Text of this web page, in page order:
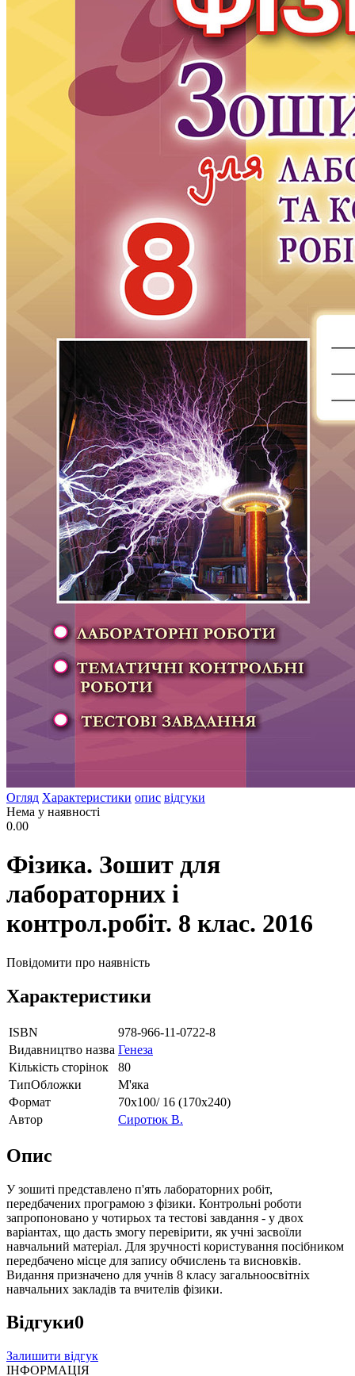
Огляд Характеристики опис відгуки
Нема у наявності
0.00
Фізика. Зошит для
лабораторних і
контрол.робіт. 8 клас. 2016
Повідомити про наявність
Характеристики
ISBN
978-966-11-0722-8
Видавництво назва Генеза
Кількість сторінок
80
ТипОбложки
М'яка
Формат
70х100/ 16 (170х240)
Автор
Сиротюк В.
Опис
У зошиті представлено п'ять лабораторних робіт,
передбачених програмою з фізики. Контрольні роботи
запропоновано у чотирьох та тестові завдання - у двох
варіантах, що дасть змогу перевірити, як учні засвоїли
навчальний матеріал. Для зручності користування посібником
передбачено місце для запису обчислень та висновків.
Видання призначено для учнів 8 класу загальноосвітніх
навчальних закладів та вчителів фізики.
Відгуки0
Залишити відгук
ІНФОРМАЦІЯ